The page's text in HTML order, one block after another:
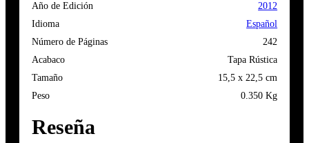
Año de Edición
2012
Idioma
Español
Número de Páginas
242
Acabaco
Tapa Rústica
Tamaño
15,5 x 22,5 cm
Peso
0.350 Kg
Reseña